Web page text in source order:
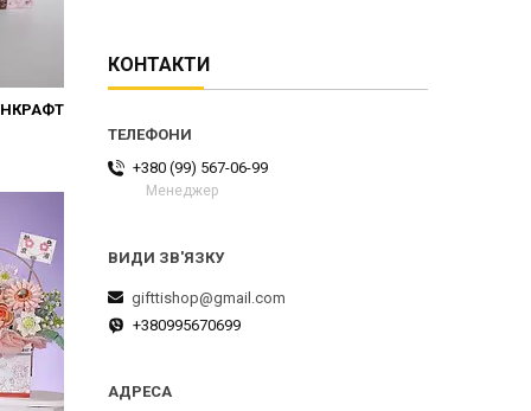
КОНТАКТИ
+380 (99) 567-06-99
Менеджер
gifttishop@gmail.com
+380995670699